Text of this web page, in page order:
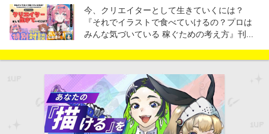
今、クリエイターとして生きていくには？
『それでイラストで食べていけるの？プロは
みんな気づいている 稼ぐための考え方』刊...